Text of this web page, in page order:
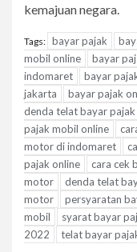
kemajuan negara.
Tags: bayar pajak
mobil online
bayar
indomaret
bayar
jakarta
bayar pajak
denda telat bayar
pajak mobil online
motor di indomaret
pajak online
cara cek
motor
denda telat
motor
persyaratan
mobil
syarat bayar
2022
telat bayar